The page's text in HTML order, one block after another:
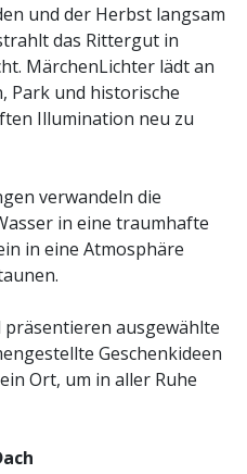
und der Herbst langsam
das Rittergut in
MärchenLichter lädt an
Park und historische
Illumination neu zu
verwandeln die
in eine traumhafte
in eine Atmosphäre
ausgewählte
Geschenkideen
Ort, um in aller Ruhe